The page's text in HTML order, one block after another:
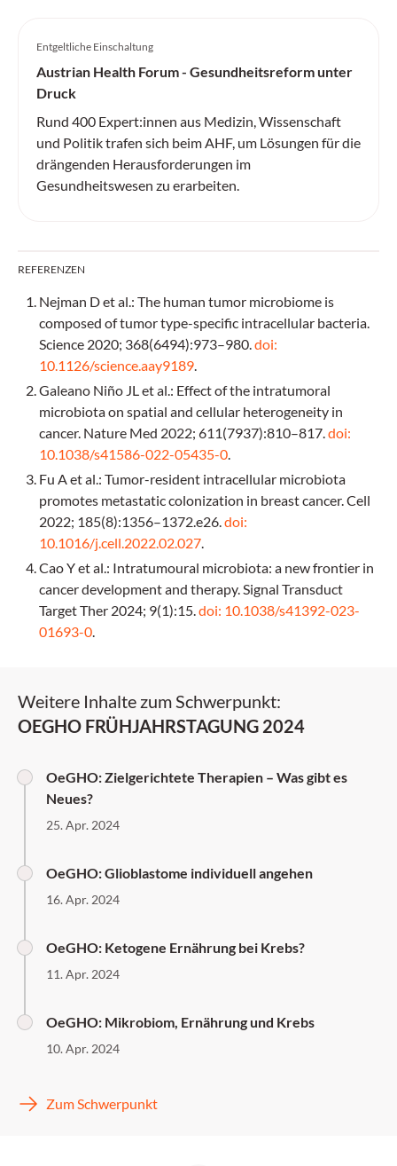
Entgeltliche Einschaltung
Austrian Health Forum - Gesundheitsreform unter
Druck
Rund 400 Expert:innen aus Medizin, Wissenschaft
und Politik trafen sich beim AHF, um Lösungen für die
drängenden Herausforderungen im
Gesundheitswesen zu erarbeiten.
REFERENZEN
Nejman D et al.: The human tumor microbiome is
composed of tumor type-specific intracellular bacteria.
Science 2020; 368(6494):973–980.doi:
10.1126/science.aay9189.
Galeano Niño JL et al.: Effect of the intratumoral
microbiota on spatial and cellular heterogeneity in
cancer. Nature Med 2022; 611(7937):810–817.doi:
10.1038/s41586-022-05435-0.
Fu A et al.: Tumor-resident intracellular microbiota
promotes metastatic colonization in breast cancer. Cell
2022; 185(8):1356–1372.e26.doi:
10.1016/j.cell.2022.02.027.
Cao Y et al.: Intratumoural microbiota: a new frontier in
cancer development and therapy. Signal Transduct
Target Ther 2024; 9(1):15.doi: 10.1038/s41392-023-
01693-0.
Weitere Inhalte zum Schwerpunkt:
OEGHO FRÜHJAHRSTAGUNG 2024
OeGHO: Zielgerichtete Therapien – Was gibt es
Neues?
25. Apr. 2024
OeGHO: Glioblastome individuell angehen
16. Apr. 2024
OeGHO: Ketogene Ernährung bei Krebs?
11. Apr. 2024
OeGHO: Mikrobiom, Ernährung und Krebs
10. Apr. 2024
Zum Schwerpunkt